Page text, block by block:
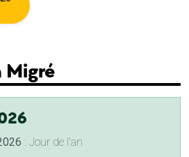
Migré
: Jour de l'an